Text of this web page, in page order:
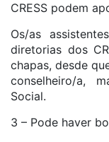
CRESS podem
Os/as
diretorias dos
chapas, desde
conselheiro/a,
Social.
3 – Pode haver